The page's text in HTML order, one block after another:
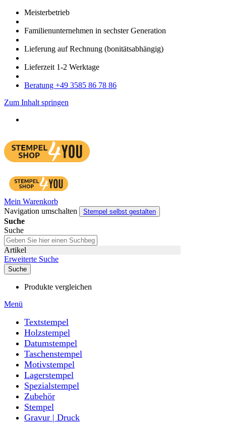
Meister­betrieb
Familien­unter­nehmen in sechster Gene­ration
Lieferung auf Rech­nung (bonitätsabhängig)
Liefer­zeit 1-2 Werk­tage
Bera­tung +49 3585 86 78 86
Zum Inhalt springen
Mein Warenkorb
Navigation umschalten
Stempel selbst gestalten
Suche
Suche
Artikel
Erweiterte Suche
Suche
Produkte vergleichen
Menü
Textstempel
Holzstempel
Datumstempel
Taschenstempel
Motivstempel
Lagerstempel
Spezialstempel
Zubehör
Stempel
Gravur | Druck